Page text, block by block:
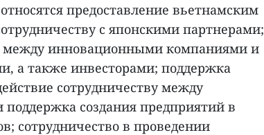
предоставление вьетнамским
с японскими партнерами;
между инновационными компаниями и
а также инвесторами; поддержка
сотрудничеству между
создания предприятий в
сотрудничество в проведении